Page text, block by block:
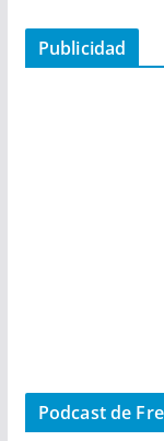
Publicidad
Podcast de